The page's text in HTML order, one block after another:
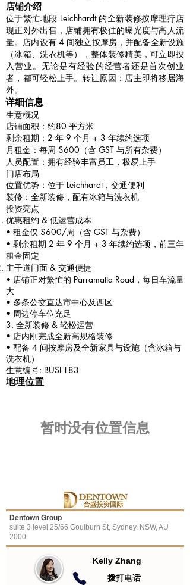
​店铺介绍
位于繁忙地段 Leichhardt 的全新装修按摩理疗店
现正对外出售，店铺拥有极佳的曝光度与高人流
量。店内设有 4 间独立按摩房，并配备全新设施
（冰箱、洗衣机等），整体装修精美，可立即投
入营业。无论是有经验的经营者还是首次创业
者，都可轻松上手。转让原因：店主即将移居海
外。
详细信息
生意概况
店铺面积：约80 平方米
剩余租期：2 年 9 个月 + 3 年续约选项
月租金：每周 $600（含 GST 与所有杂费）
人员配置：拥有经验丰富员工，极易上手
门店布局
位置优势：位于 Leichhardt，交通便利
装修：全新装修，配有冰箱与洗衣机
投资亮点
优惠租约 & 低运营成本
• 租金仅 $600/周（含 GST 与杂费）
• 剩余租期 2 年 9 个月 + 3 年续约选项，前三年
租金固定
主干道门面 & 交通便捷
• 店铺正对繁忙的 Parramatta Road，每日车流量
大
• 多条公交直达市中心及西区
• 周边停车位充足
3. 全新装修 & 轻松运营
• 店内刚完成全新高规格装修
• 配备 4 间按摩房及全新家具与设施（含冰箱与
洗衣机）
生意编号: BUSI-183
地理位置
​暂时没有位置信息
Dentown Group
suite 3 level 25/66 Goulburn St, Sydney, NSW, AU
2000
Kelly Zhang
​拨打电话